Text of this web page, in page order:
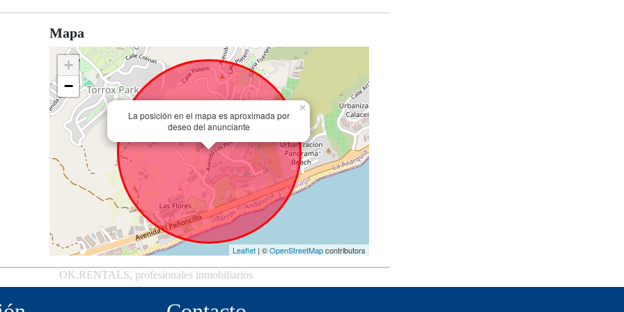
Mapa
La posición en el mapa es aproximada por
deseo del anunciante
×
+
−
Leaflet | ©OpenStreetMapcontributors
OK.RENTALS, profesionales inmobiliarios